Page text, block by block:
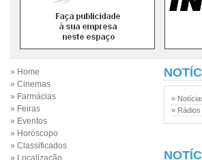
» Home
» Cinemas
» Farmácias
» Feiras
» Eventos
» Horóscopo
» Classificados
» Localização
»
» Rádios